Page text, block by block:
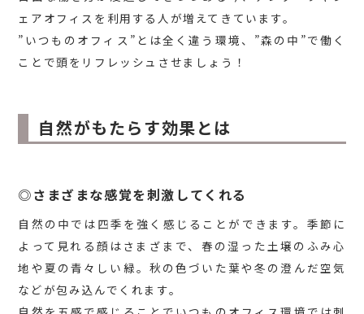
ェアオフィスを利用する人が増えてきています。
”いつものオフィス”とは全く違う環境、”森の中”で働く
ことで頭をリフレッシュさせましょう！
自然がもたらす効果とは
◎さまざまな感覚を刺激してくれる
自然の中では四季を強く感じることができます。季節に
よって見れる顔はさまざまで、春の湿った土壌のふみ心
地や夏の青々しい緑。秋の色づいた葉や冬の澄んだ空気
などが包み込んでくれます。